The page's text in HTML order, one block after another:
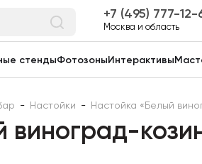
7 (495) 777-12-
Москва и область
стендыФотозоны Интерактивы
- Настойки - Настойка «Белый
виноград-